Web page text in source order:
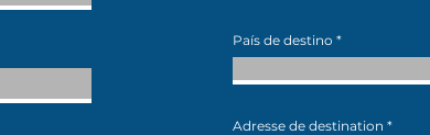
País de destino
Adresse de destination